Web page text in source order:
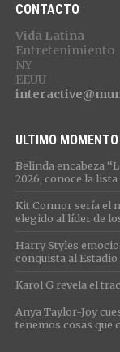
CONTACTO
Vida Latina
Entretenimiento
NY
EEUU
ULTIMO MOMENTO
Belinda encabeza
2026; conoce la
Kit Connor sería el
elegido al líder de
Harry Styles
conquista al Estadio
Karol G revela el
Anya Taylor-Joy
tenemos cosas que